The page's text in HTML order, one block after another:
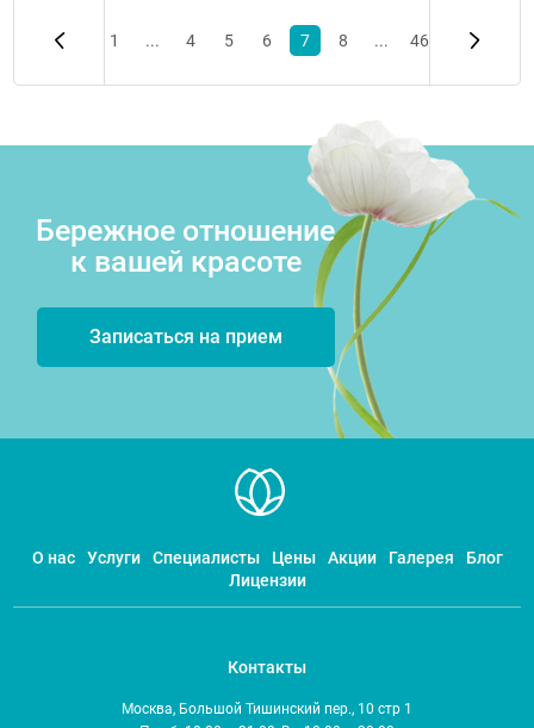
1 ... 4 5 6 7 8 ... 46
Бережное отношение
к вашей красоте
Записаться на прием
О нас Услуги Специалисты Цены Акции Галерея
Блог
Лицензии
Контакты
Москва, Большой Тишинский пер., 10 стр 1